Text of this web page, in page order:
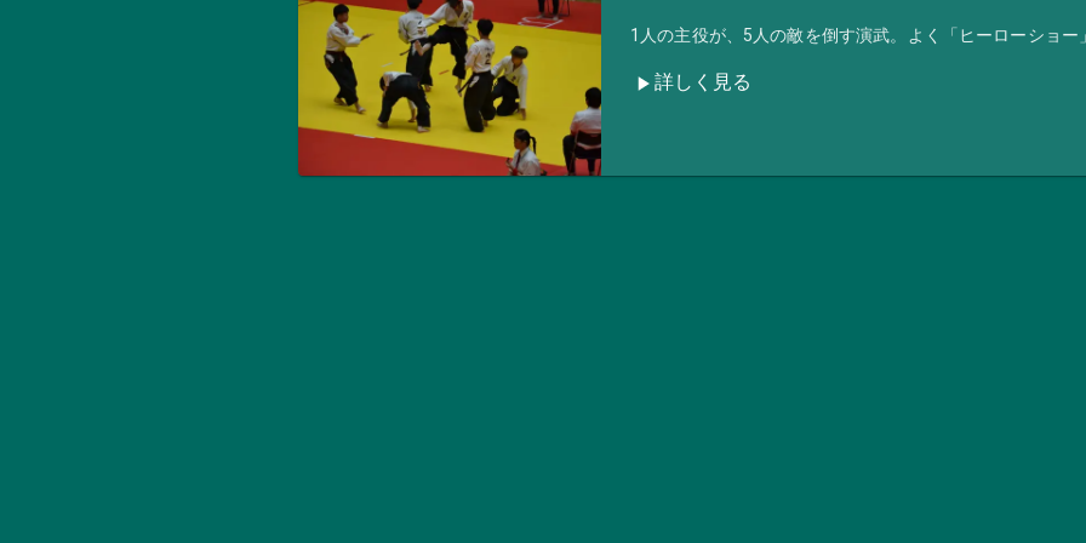
1人の主役が、5人の敵を倒す演武。よく「ヒーローショー
詳しく見る